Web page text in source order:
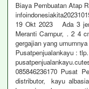
Biaya Pembuatan Atap
19 Okt 2023 Ada 3
Meranti Campur, . 2 4
gergajian yang umumnya
Pusatpenjualankayu :
085846236170 Pusat
distributor, kayu